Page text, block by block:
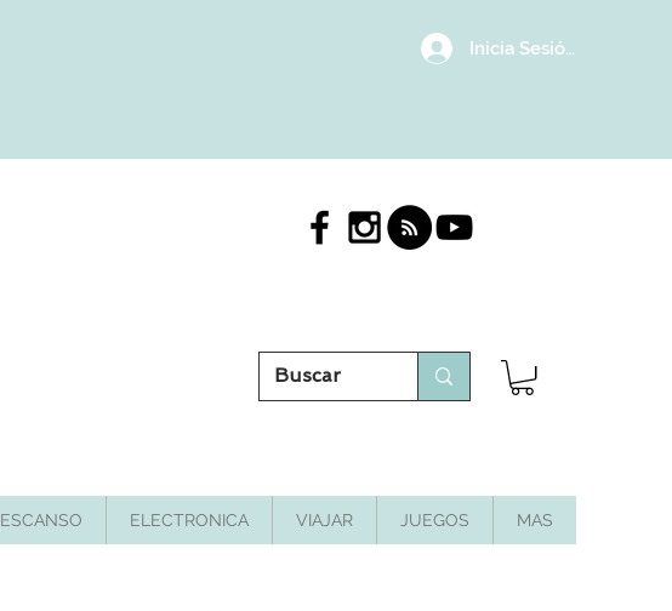
Inicia Sesión/
ELECTRONICA VIAJAR JUEGOS MAS